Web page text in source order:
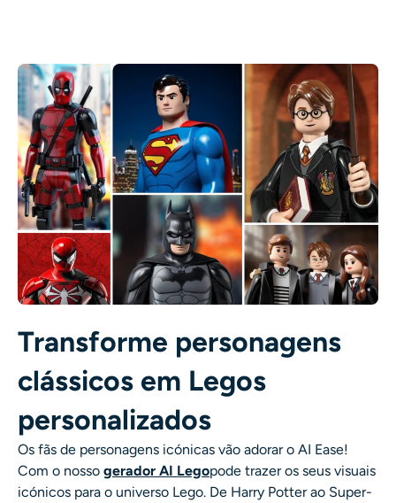
Transforme personagens
clássicos em Legos
personalizados
Os fãs de personagens icónicas vão adorar o AI Ease!
Com o nosso gerador AI Legopode trazer os seus visuais
icónicos para o universo Lego. De Harry Potter ao Super-